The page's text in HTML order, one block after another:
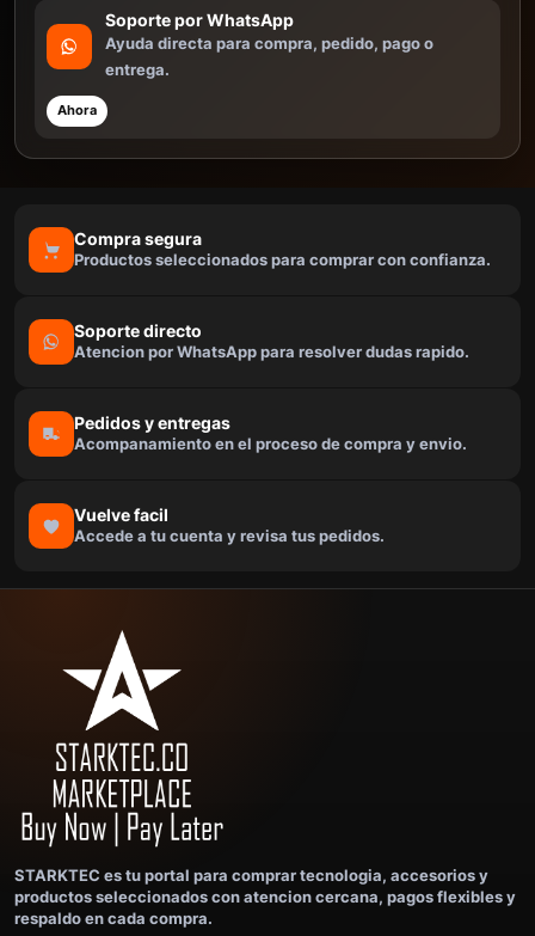
Soporte por WhatsApp
Ayuda directa para compra, pedido, pago o
entrega.
Ahora
Compra segura
Productos seleccionados para comprar con confianza.
Soporte directo
Atencion por WhatsApp para resolver dudas rapido.
Pedidos y entregas
Acompanamiento en el proceso de compra y envio.
Vuelve facil
Accede a tu cuenta y revisa tus pedidos.
STARKTEC es tu portal para comprar tecnologia, accesorios y
productos seleccionados con atencion cercana, pagos flexibles y
respaldo en cada compra.